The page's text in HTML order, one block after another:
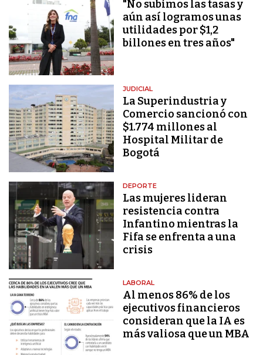
"No subimos las tasas y
aún así logramos unas
utilidades por $1,2
billones en tres años"
JUDICIAL
La Superindustria y
Comercio sancionó con
$1.774 millones al
Hospital Militar de
Bogotá
DEPORTE
Las mujeres lideran
resistencia contra
Infantino mientras la
Fifa se enfrenta a una
crisis
LABORAL
Al menos 86% de los
ejecutivos financieros
consideran que la IA es
más valiosa que un MBA